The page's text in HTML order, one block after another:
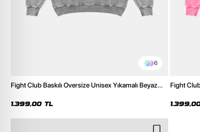
6
Fight Club Baskılı Oversize Unisex Yıkamalı Beyaz
1.399,00 TL
Fight